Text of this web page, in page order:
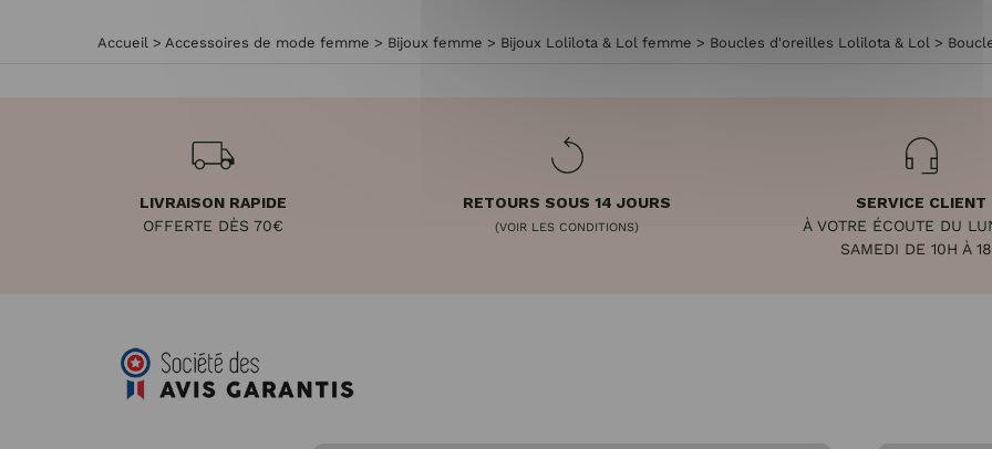
Accueil > Accessoires de mode femme > Bijoux femme > Bijoux Lolilota & Lol femme > Boucles d'oreilles Lolilota & Lol >
LIVRAISON RAPIDE
OFFERTE DÈS 70€
RETOURS SOUS 14 JOURS
(VOIR LES CONDITIONS)
SERVICE CLIENT
À VOTRE ÉCOUTE DU
SAMEDI DE 10H À